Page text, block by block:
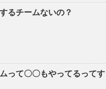
るチームないの？
って〇〇もやってるってす